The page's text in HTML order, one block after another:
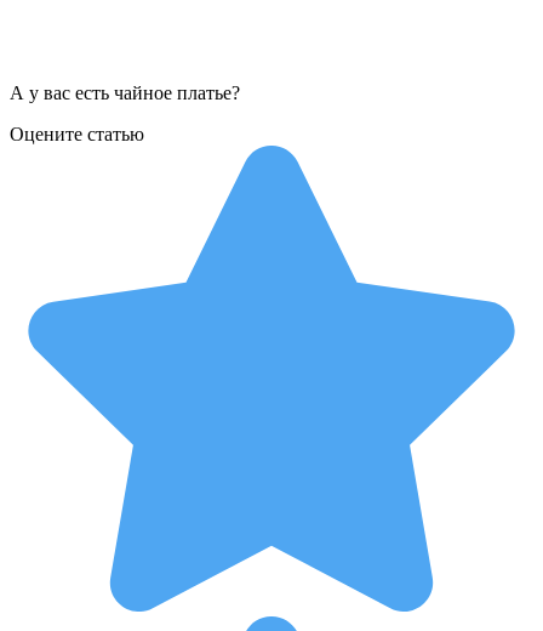
А у вас есть чайное платье?
Оцените статью